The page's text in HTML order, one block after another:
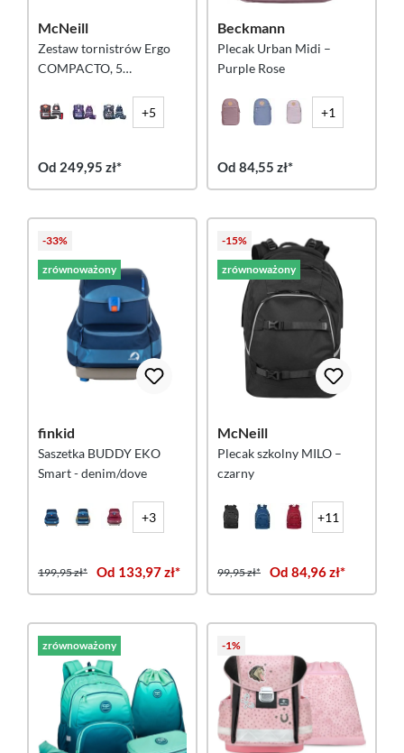
McNeill
Zestaw tornistrów Ergo
COMPACTO, 5
FRANKFURT
+5
Od 249,95 zł*
Beckmann
Plecak Urban Midi –
Purple Rose
+1
Od 84,55 zł*
-33%
zrównoważony
finkid
Saszetka BUDDY EKO
Smart - denim/dove
+3
199,95 zł* Od 133,97 zł*
-15%
zrównoważony
McNeill
Plecak szkolny MILO –
czarny
+11
99,95 zł* Od 84,96 zł*
zrównoważony -1%